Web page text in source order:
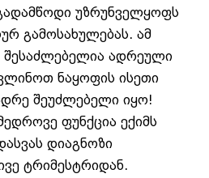
უზრუნველყოფს
გამოსახულებას. ამ
შესაძლებელია ადრეული
ნაყოფის ისეთი
შეუძლებელი იყო!
ფუნქცია ექიმს
დიაგნოზი
ტრიმესტრიდან.